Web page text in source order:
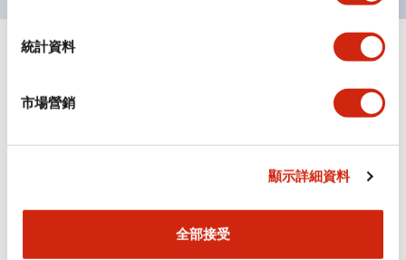
統計資料
市場營銷
顯示詳細資料
全部接受
顯示全部+
功能規格
文件和檔案